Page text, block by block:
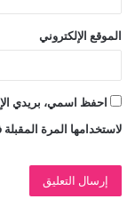
الموقع الإلكتروني
احفظ اسمي، بريدي
لاستخدامها المرة